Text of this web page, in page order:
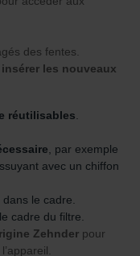
des fentes.
les nouveaux
réutilisables.
, par exemple
avec un chiffon
le cadre.
cadre du filtre.
Zehnder pour